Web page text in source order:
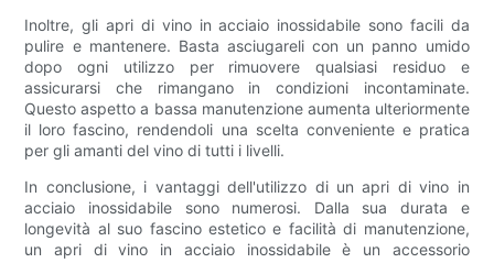
Inoltre, gli apri di vino in acciaio inossidabile sono facili da
pulire e mantenere. Basta asciugareli con un panno umido
dopo ogni utilizzo per rimuovere qualsiasi residuo e
assicurarsi che rimangano in condizioni incontaminate.
Questo aspetto a bassa manutenzione aumenta ulteriormente
il loro fascino, rendendoli una scelta conveniente e pratica
per gli amanti del vino di tutti i livelli.
In conclusione, i vantaggi dell'utilizzo di un apri di vino in
acciaio inossidabile sono numerosi. Dalla sua durata e
longevità al suo fascino estetico e facilità di manutenzione,
un apri di vino in acciaio inossidabile è un accessorio